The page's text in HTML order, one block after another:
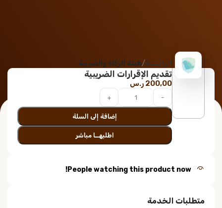
الرئيسية هيئة الزكاة والضريبة
تقديم الإقرارات الضريبية
200,00 ر.س
إضافة إلى السلة
اطلبهــا مباشر
People watching this product now!
متطلبات الخدمة